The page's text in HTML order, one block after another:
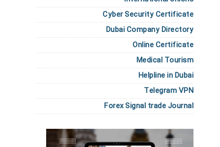
Cyber Security Certificate
Dubai Company Directory
Online Certificate
Medical Tourism
Helpline in Dubai
Telegram VPN
Forex Signal trade Journal